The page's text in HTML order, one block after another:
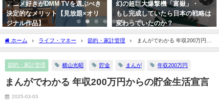
アニメ好きがDMM TVを選ぶべき
決定的なメリット【見放題×オリ
ジナル作品】
幻の超巨大爆撃機「富嶽」・・・
もし完成していたら日本の戦略は
変わっていたのか？
ホーム ライフ・マネー 節約・家計管理
まんがでわかる 年収200万円か
らの貯金生活宣言
節約・家計管理 横山光昭 貯金 まんが 年収200万円
まんがでわかる 年収200万円からの貯金生活宣言
2025-03-03